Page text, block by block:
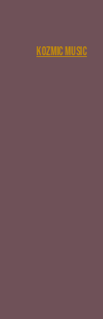
Kozmic Music